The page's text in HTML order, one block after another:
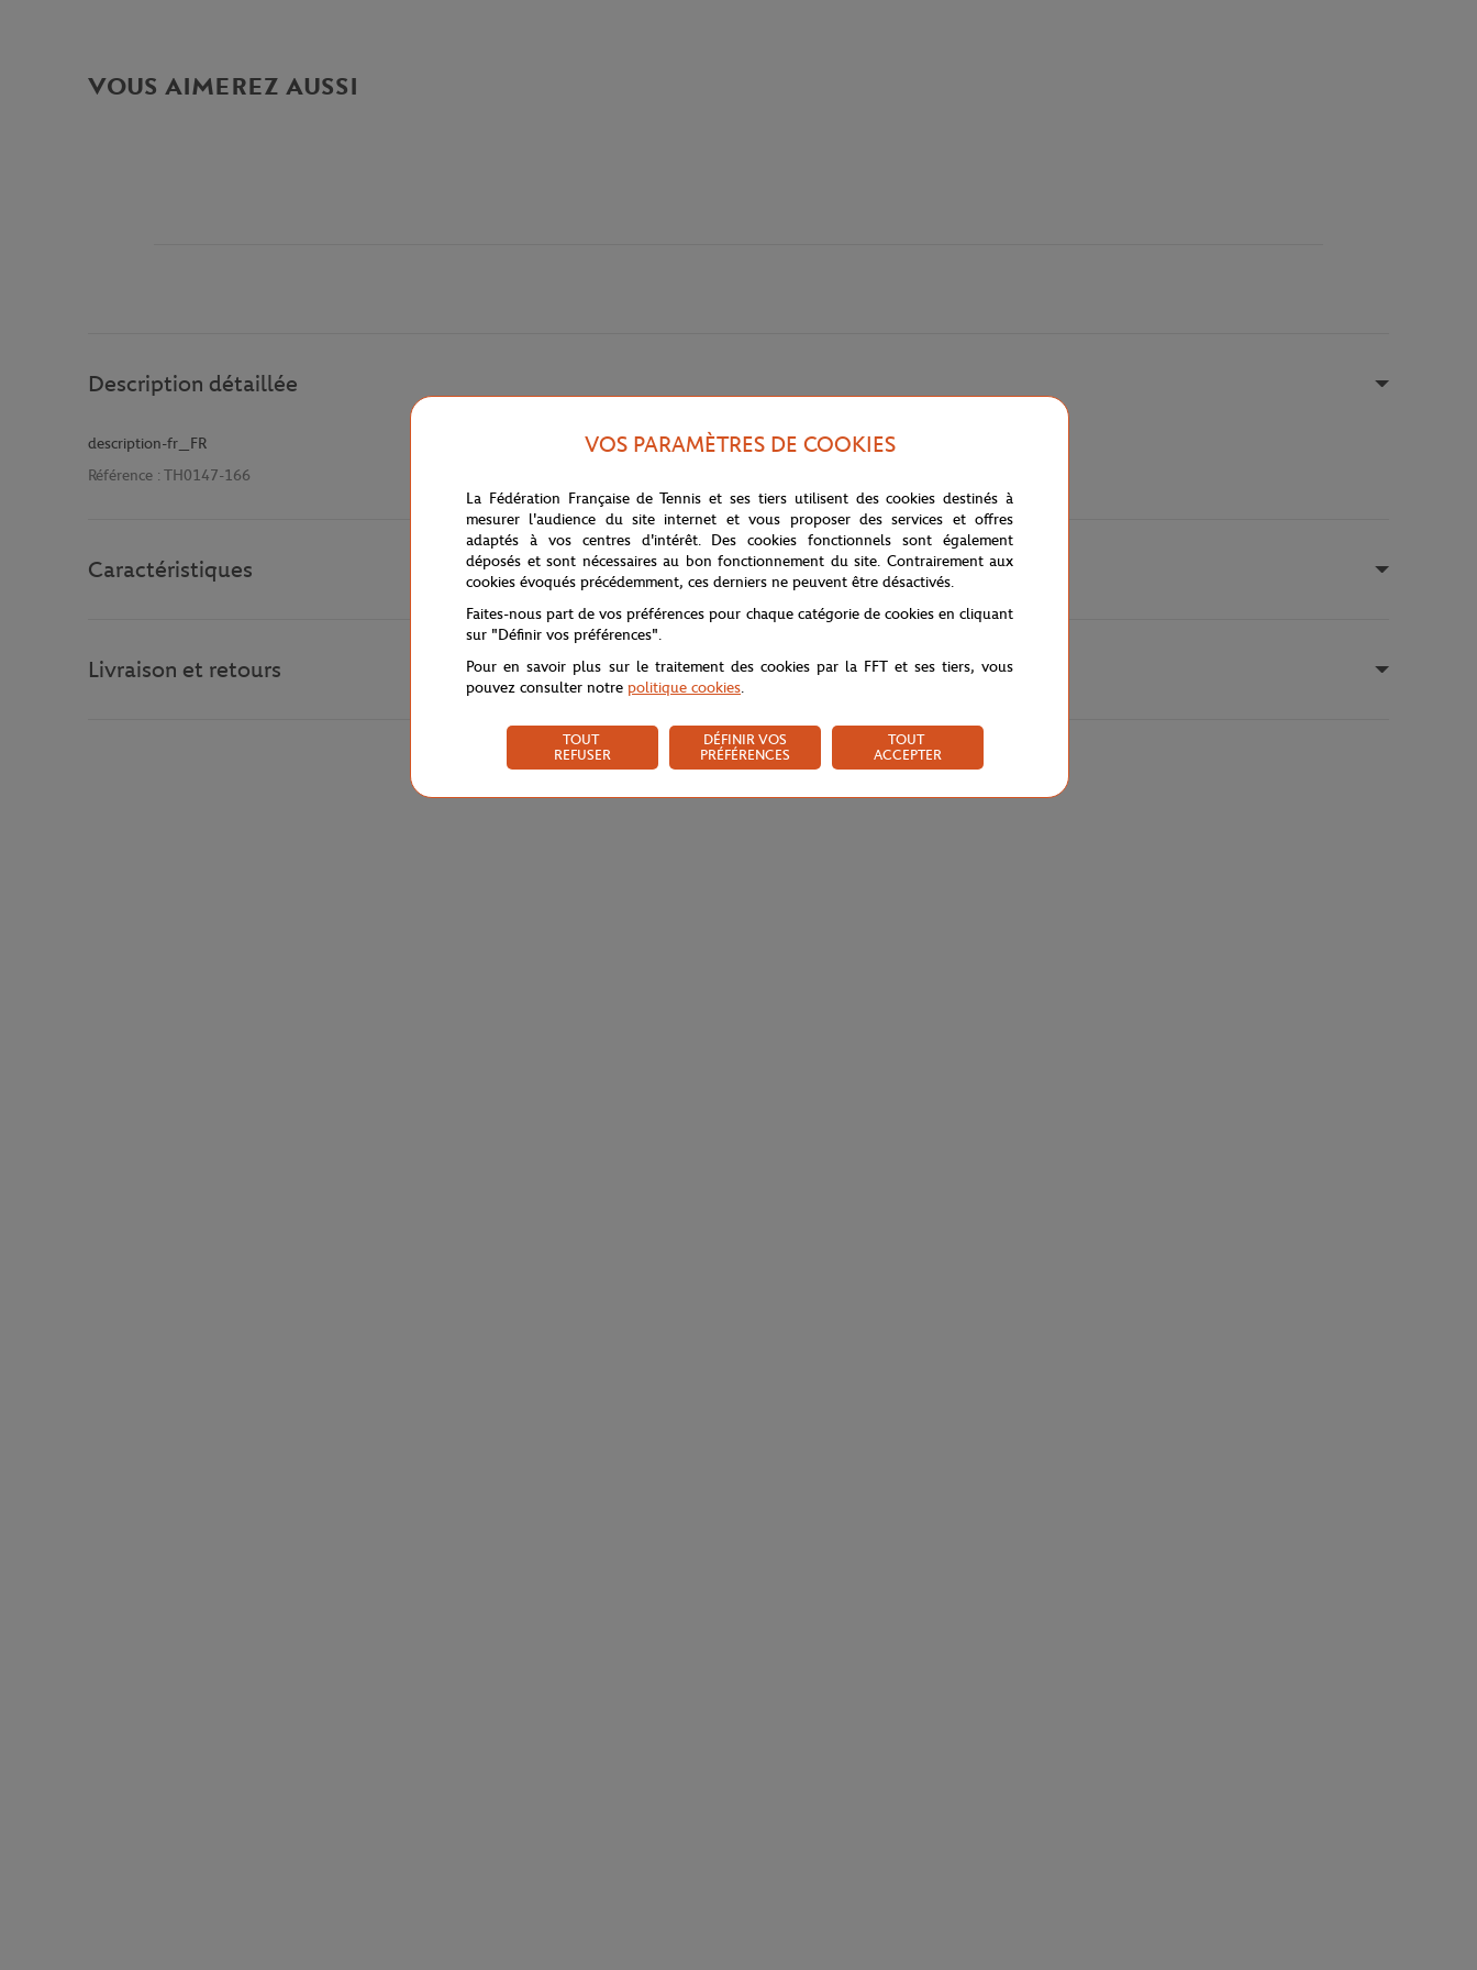
VOUS AIMEREZ AUSSI
Description détaillée
description-fr_FR
Référence : TH0147-166
Caractéristiques
Livraison et retours
VOS PARAMÈTRES DE COOKIES
La Fédération Française de Tennis et ses tiers utilisent des cookies destinés à
mesurer l'audience du site internet et vous proposer des services et offres
adaptés à vos centres d'intérêt. Des cookies fonctionnels sont également
déposés et sont nécessaires au bon fonctionnement du site. Contrairement aux
cookies évoqués précédemment, ces derniers ne peuvent être désactivés.
Faites-nous part de vos préférences pour chaque catégorie de cookies en cliquant
sur "Définir vos préférences".
Pour en savoir plus sur le traitement des cookies par la FFT et ses tiers, vous
pouvez consulter notre politique cookies.
TOUT
REFUSER
DÉFINIR VOS
PRÉFÉRENCES
TOUT
ACCEPTER